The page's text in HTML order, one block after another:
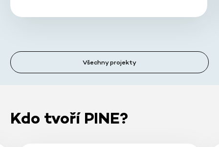
Všechny projekty
Kdo tvoří PINE?